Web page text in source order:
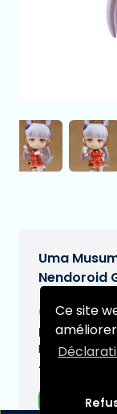
Ce site
Uma
Nendoroid
€65,90
Date de
N/A
Type: